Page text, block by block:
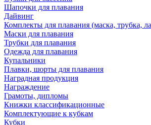
Шапочки для плавания
Дайвинг
Комплекты для плавания (маска, трубка,
Маски для плавания
Трубки для плавания
Одежда для плавания
Купальники
Плавки, шорты для плавания
Наградная продукция
Награждение
Грамоты, дипломы
Книжки классификационные
Комплектующие к кубкам
Кубки